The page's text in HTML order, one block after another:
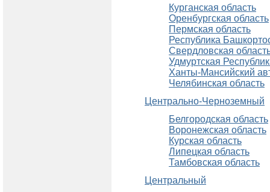
Курганская область
Оренбургская область
Пермская область
Республика
Свердловская
Удмуртская
Ханты-Мансийский
Челябинская область
Центрально-Черноземный
Белгородская область
Воронежская область
Курская область
Липецкая область
Тамбовская область
Центральный